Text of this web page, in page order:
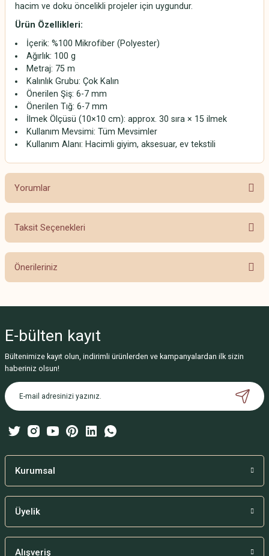
hacim ve doku öncelikli projeler için uygundur.
Ürün Özellikleri:
İçerik: %100 Mikrofiber (Polyester)
Ağırlık: 100 g
Metraj: 75 m
Kalınlık Grubu: Çok Kalın
Önerilen Şiş: 6-7 mm
Önerilen Tığ: 6-7 mm
İlmek Ölçüsü (10×10 cm): approx. 30 sıra × 15 ilmek
Kullanım Mevsimi: Tüm Mevsimler
Kullanım Alanı: Hacimli giyim, aksesuar, ev tekstili
Yorumlar
Bu ürüne ilk yorumu siz yapın!
Taksit Seçenekleri
Önerileriniz
Görüş ve önerileriniz için teşekkür ederiz.
Ürün resmi kalitesiz, bozuk veya görüntülenemiyor.
Ürün açıklamasında eksik bilgiler bulunuyor.
Ürün bilgilerinde hatalar bulunuyor.
Bu ürüne benzer farklı alternatifler olmalı.
E-bülten kayıt
Bültenimize kayıt olun, indirimli ürünlerden ve kampanyalardan ilk sizin
haberiniz olsun!
Kurumsal
Üyelik
Alışveriş